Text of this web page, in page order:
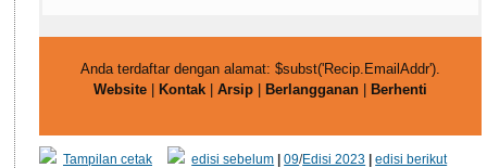
Anda terdaftar dengan alamat: $subst('Recip.EmailAddr').
Website| Kontak| Arsip| Berlangganan| Berhenti
Tampilan cetak edisi sebelum |09/Edisi 2023 |edisi berikut